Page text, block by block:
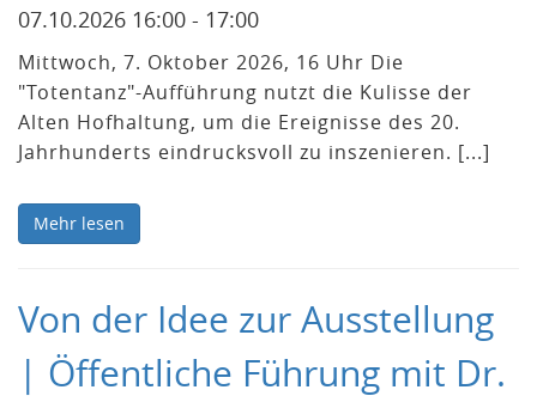
07.10.2026 16:00 - 17:00
Mittwoch, 7. Oktober 2026, 16 Uhr Die
"Totentanz"-Aufführung nutzt die Kulisse der
Alten Hofhaltung, um die Ereignisse des 20.
Jahrhunderts eindrucksvoll zu inszenieren. [...]
Mehr lesen
Von der Idee zur Ausstellung
| Öffentliche Führung mit Dr.